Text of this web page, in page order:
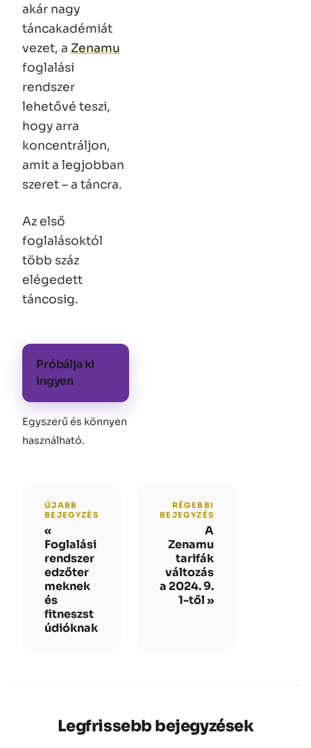
Legfrissebb bejegyzések
akár nagy
táncakadémiát
vezet, a Zenamu
foglalási
rendszer
lehetővé teszi,
hogy arra
koncentráljon,
amit a legjobban
szeret – a táncra.
Az első
foglalásoktól
több száz
elégedett
táncosig.
Próbálja ki
ingyen
Egyszerű és könnyen
használható.
ÚJABB
BEJEGYZÉS
Foglalási
rendszer
edzőter
meknek
és
fitneszst
údióknak
RÉGEBBI
BEJEGYZÉS
A
Zenamu
tarifák
változás
a 2024. 9.
1-től